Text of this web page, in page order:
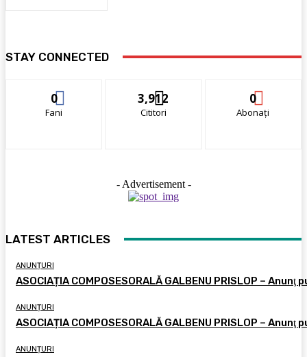
STAY CONNECTED
0
Fani
3,912
Cititori
0
Abonați
- Advertisement -
LATEST ARTICLES
ANUNȚURI
ASOCIAȚIA COMPOSESORALĂ GALBENU PRISLOP – Anunţ
ANUNȚURI
ASOCIAȚIA COMPOSESORALĂ GALBENU PRISLOP – Anunţ
ANUNȚURI